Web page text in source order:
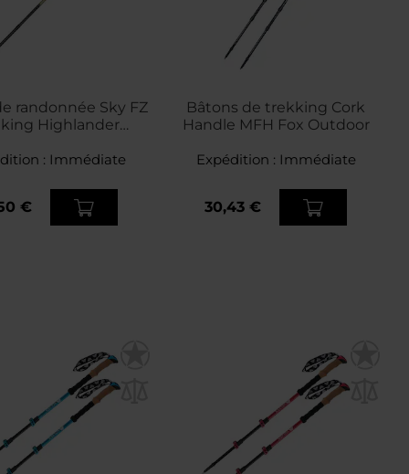
randonnée Sky FZ
Highlander
: Immédiate
€
Bâtons de trekking Cork
Handle MFH Fox Outdoor
Expédition : Immédiate
30,43 €